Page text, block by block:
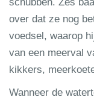
over dat ze nog
voedsel, waarop
van een meerval
kikkers,
Wanneer de